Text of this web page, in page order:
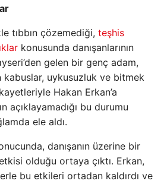
tıbbın çözemediği, teşhis
konusunda danışanlarının
gelen bir genç adam,
kabuslar, uykusuzluk ve bitmek
Hakan Erkan’a
açıklayamadığı bu durumu
ele aldı.
danışanın üzerine bir
olduğu ortaya çıktı. Erkan,
bu etkileri ortadan kaldırdı ve